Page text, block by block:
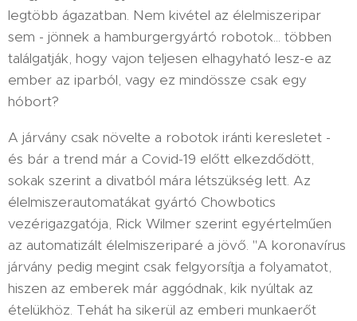
legtöbb ágazatban. Nem kivétel az élelmiszeripar
sem - jönnek a hamburgergyártó robotok... többen
találgatják, hogy vajon teljesen elhagyható lesz-e az
ember az iparból, vagy ez mindössze csak egy
hóbort?
A járvány csak növelte a robotok iránti keresletet -
és bár a trend már a Covid-19 előtt elkezdődött,
sokak szerint a divatból mára létszükség lett. Az
élelmiszerautomatákat gyártó Chowbotics
vezérigazgatója, Rick Wilmer szerint egyértelműen
az automatizált élelmiszeriparé a jövő. "A koronavírus
járvány pedig megint csak felgyorsítja a folyamatot,
hiszen az emberek már aggódnak, kik nyúltak az
ételükhöz. Tehát ha sikerül az emberi munkaerőt